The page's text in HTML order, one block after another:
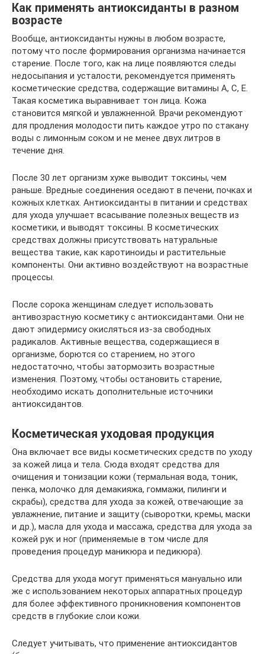
Как применять антиоксиданты в разном
возрасте
Вообще, антиоксиданты нужны в любом возрасте,
потому что после формирования организма начинается
старение. После того, как на лице появляются следы
недосыпания и усталости, рекомендуется применять
косметические средства, содержащие витамины А, С, Е.
Такая косметика выравнивает тон лица. Кожа
становится мягкой и увлажненной. Врачи рекомендуют
для продления молодости пить каждое утро по стакану
воды с лимонным соком и не менее двух литров в
течение дня.
После 30 лет организм хуже выводит токсины, чем
раньше. Вредные соединения оседают в печени, почках и
кожных клетках. Антиоксиданты в питании и средствах
для ухода улучшает всасывание полезных веществ из
косметики, и выводят токсины. В косметических
средствах должны присутствовать натуральные
вещества такие, как каротиноиды и растительные
компоненты. Они активно воздействуют на возрастные
процессы.
После сорока женщинам следует использовать
антивозрастную косметику с антиоксидантами. Они не
дают эпидермису окисляться из-за свободных
радикалов. Активные вещества, содержащиеся в
организме, борются со старением, но этого
недостаточно, чтобы затормозить возрастные
изменения. Поэтому, чтобы остановить старение,
необходимо искать дополнительные источники
антиоксидантов.
Косметическая уходовая продукция
Она включает все виды косметических средств по уходу
за кожей лица и тела. Сюда входят средства для
очищения и тонизации кожи (термальная вода, тоник,
пенка, молочко для демакияжа, гоммажи, пилинги и
скрабы), средства для ухода за кожей, отвечающие за
увлажнение, питание и защиту (сыворотки, кремы, маски
и др.), масла для ухода и массажа, средства для ухода за
кожей рук и ног (применяемые в том числе для
проведения процедур маникюра и педикюра).
Средства для ухода могут применяться мануально или
же с использованием некоторых аппаратных процедур
для более эффективного проникновения компонентов
средств в глубокие слои кожи.
Следует учитывать, что применение антиоксидантов